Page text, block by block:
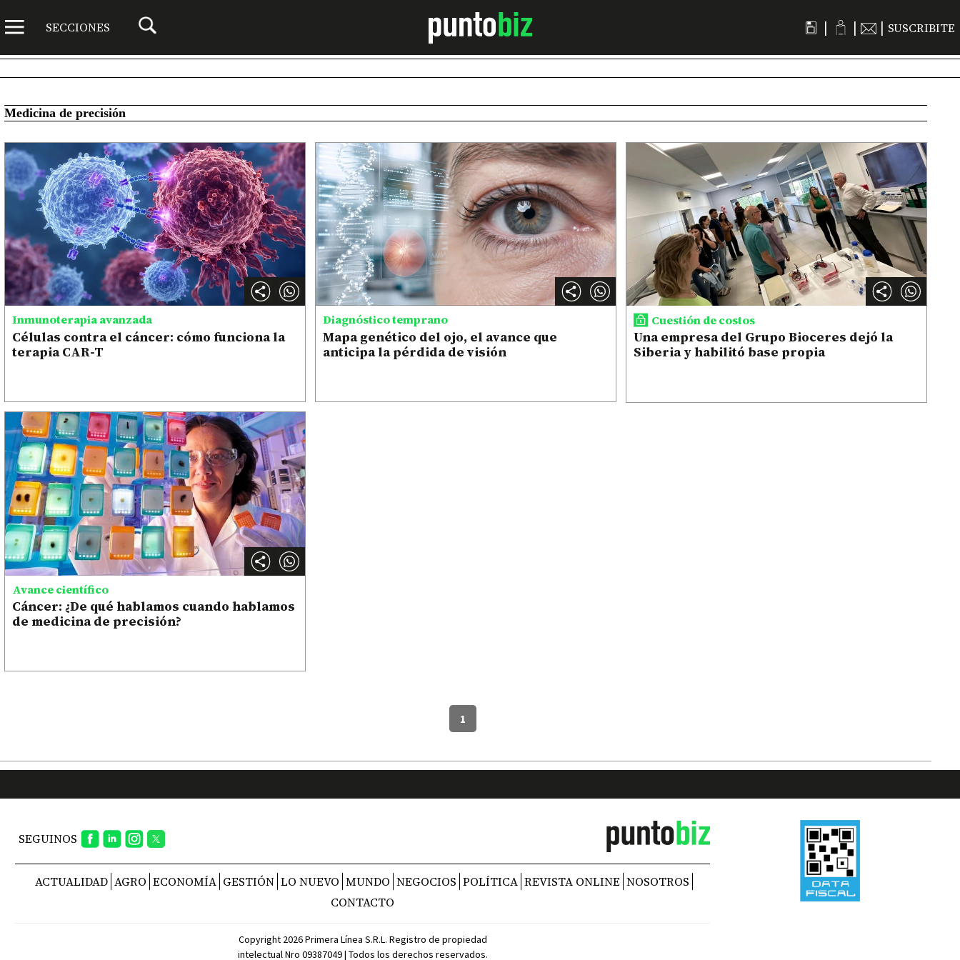
SECCIONES | | | SUSCRIBITE
Medicina de precisión
Inmunoterapia avanzada
Células contra el cáncer: cómo funciona la
terapia CAR-T
Diagnóstico temprano
Mapa genético del ojo, el avance que
anticipa la pérdida de visión
Cuestión de costos
Una empresa del Grupo Bioceres dejó la
Siberia y habilitó base propia
Avance científico
Cáncer: ¿De qué hablamos cuando hablamos
de medicina de precisión?
1
SEGUINOS
ACTUALIDAD AGRO ECONOMÍA GESTIÓN LO NUEVO MUNDO NEGOCIOS POLÍTICA REVISTA ONLINE NOSOTROS
CONTACTO
Copyright 2026 Primera Línea S.R.L. Registro de propiedad
intelectual Nro 09387049 | Todos los derechos reservados.